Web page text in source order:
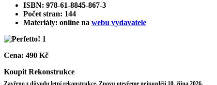
ISBN: 978-61-8845-867-3
Počet stran: 144
Materiály: online na webu vydavatele
Cena: 490 Kč
Koupit Rekonstrukce
Zavřeno z důvodu letní rekonstrukce. Znovu otevřeme nejpozději 10. října 2026.